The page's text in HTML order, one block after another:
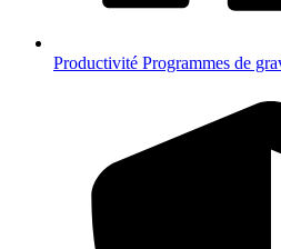
Productivité Programmes de